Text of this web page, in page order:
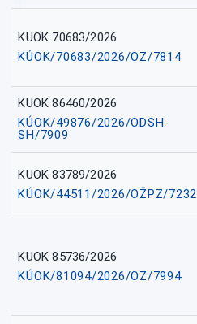
KUOK 70683/2026
KÚOK/70683/2026/OZ/7814
KUOK 86460/2026
KÚOK/49876/2026/ODSH-
SH/7909
KUOK 83789/2026
KÚOK/44511/2026/OŽPZ/7232
KUOK 85736/2026
KÚOK/81094/2026/OZ/7994